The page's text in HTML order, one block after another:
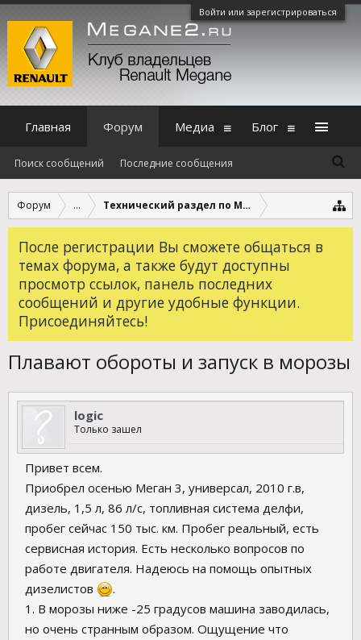
Войти или зарегистрироваться
Форум ... Технический раздел по Megane 3
После регистрации Вы сможете общаться в
темах форума, а также будут доступны
просмотр ссылок, панель последних
сообщений и другие удобные функции.
Присоединяйтесь!
Плавают обороты и запуск в морозы
logic
Только зашел
Привет всем.
Приобрел осенью Меган 3, универсал, 2010 г.в,
дизель, 1,5 л, 86 л/с, топливная система делфи,
пробег сейчас 150 тыс. км. Пробег реальный, есть
сервисная история. Есть несколько вопросов по
работе двигателя. Надеюсь на помощь опытных
дизелистов
.
1. В морозы ниже -25 градусов машина заводилась,
но очень странным образом. Ощущение что
Главная Форум
Поиск сообщений Последние сообщения
Медиа Блог